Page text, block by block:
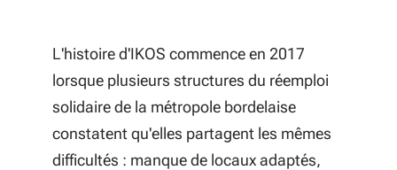
L'histoire d'IKOS commence en 2017
lorsque plusieurs structures du réemploi
solidaire de la métropole bordelaise
constatent qu'elles partagent les mêmes
difficultés : manque de locaux adaptés,